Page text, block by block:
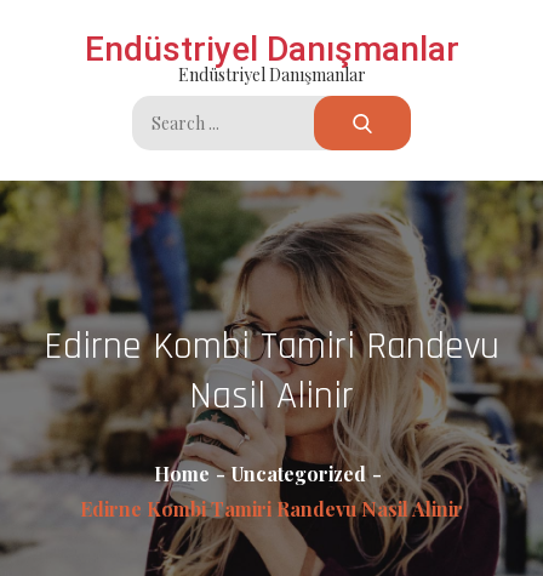
Endüstriyel Danışmanlar
Endüstriyel Danışmanlar
Search
for:
Edirne Kombi Tamiri Randevu
Nasil Alinir
Home
Uncategorized
Edirne Kombi Tamiri Randevu Nasil Alinir